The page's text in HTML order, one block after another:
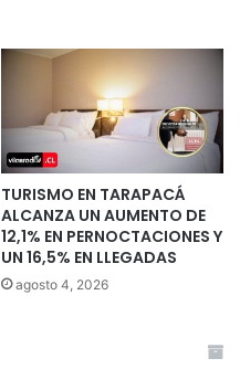
TURISMO EN TARAPACÁ
ALCANZA UN AUMENTO DE
12,1% EN PERNOCTACIONES Y
UN 16,5% EN LLEGADAS
agosto 4, 2026